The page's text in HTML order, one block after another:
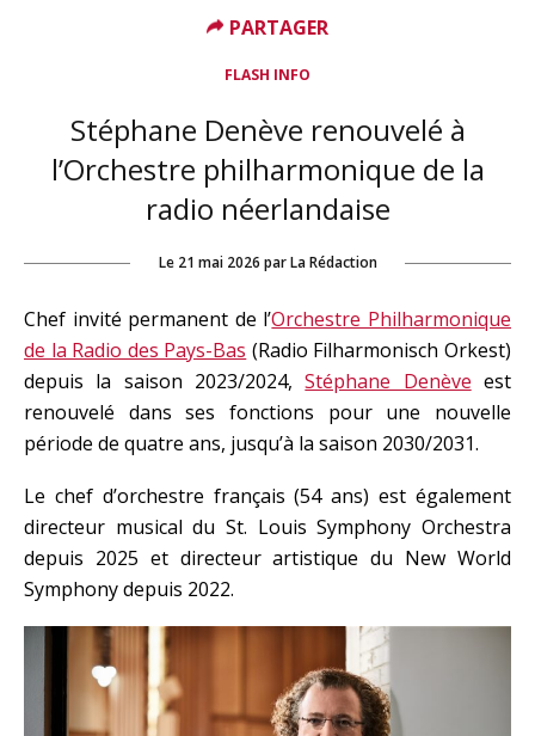
FLASH INFO
Stéphane Denève renouvelé à
l’Orchestre philharmonique de la
radio néerlandaise
Le 21 mai 2026 par La Rédaction
Chef invité permanent de l’Orchestre Philharmonique
de la Radio des Pays-Bas (Radio Filharmonisch Orkest)
depuis la saison 2023/2024,Stéphane Denève est
renouvelé dans ses fonctions pour une nouvelle
période de quatre ans, jusqu’à la saison 2030/2031.
Le chef d’orchestre français (54 ans) est également
directeur musical du St. Louis Symphony Orchestra
depuis 2025 et directeur artistique du New World
Symphony depuis 2022.
PARTAGER